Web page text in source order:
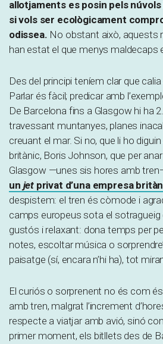
allotjaments es posin pels
si vols ser ecològicament
odissea. No obstant això, aquests
han estat el que menys maldecaps
Des del principi teníem clar que
Parlar és fàcil; predicar amb
De Barcelona fins a Glasgow hi ha
travessant muntanyes, planes
creuant el mar. Si no, que li ho
britànic, Boris Johnson, que per
Glasgow —unes sis hores amb
un jet privat d’una empresa
despistem: el tren és còmode i
camps europeus sota el sotragueig
gustós i relaxant: dona temps per
notes, escoltar música o
paisatge (sí, encara n’hi ha), tot
El curiós o sorprenent no és com
amb tren, malgrat l’increment
respecte a viatjar amb avió, sinó
primer moment, els bitllets des de